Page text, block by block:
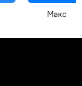
Макс